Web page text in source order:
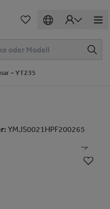
- YT235
: YMJS0021HPF200265